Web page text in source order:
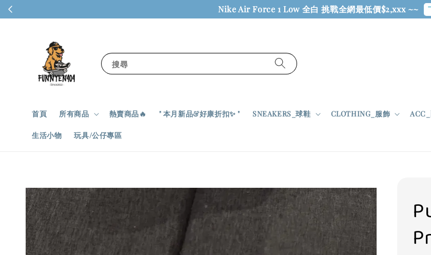
Nike Air Force 1 Low 全白 挑戰全網最低價$2,xxx ~~
搜尋
首頁 所有商品 熱賣商品🔥 " 本月新品&好康折扣✨ " SNEAKERS_球鞋 CLOTHING_服飾
生活小物 玩具/公仔專區